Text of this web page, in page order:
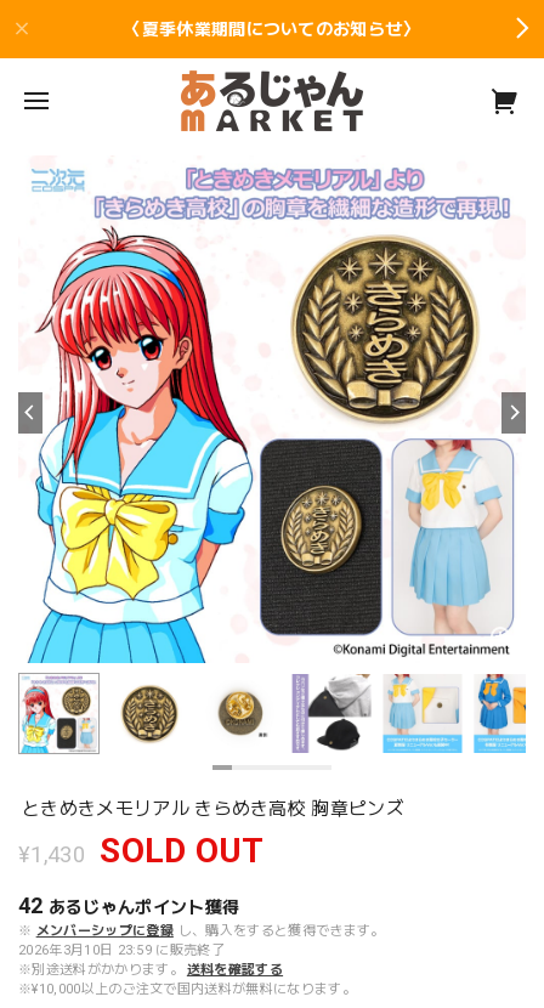
〈夏季休業期間についてのお知らせ〉
ときめきメモリアル きらめき高校 胸章ピンズ
¥1,430 SOLD OUT
42 あるじゃんポイント獲得
※ メンバーシップに登録 し、購入をすると獲得できます。
2026年3月10日 23:59 に販売終了
※別途送料がかかります。
送料を確認する
※¥10,000以上のご注文で国内送料が無料になります。